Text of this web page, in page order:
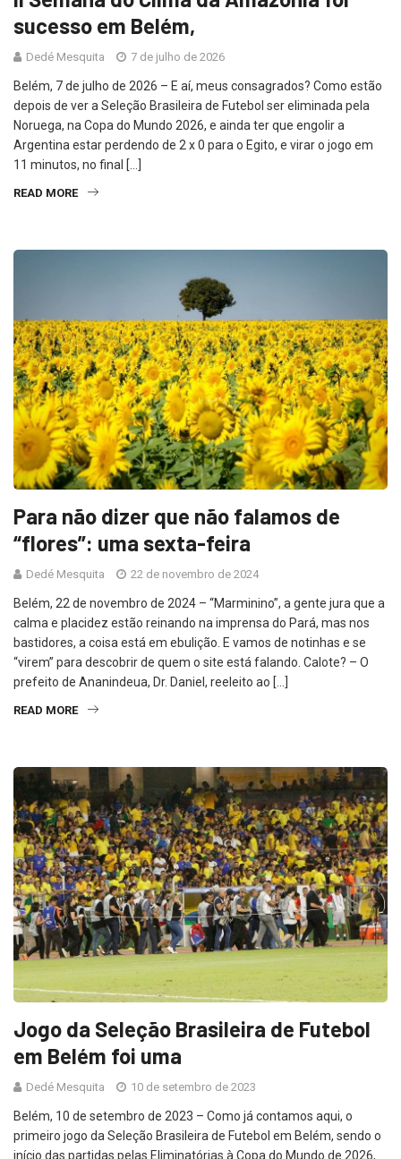
sucesso em Belém,
Dedé Mesquita 7 de julho de 2026
Belém, 7 de julho de 2026 – E aí, meus consagrados? Como estão
depois de ver a Seleção Brasileira de Futebol ser eliminada pela
Noruega, na Copa do Mundo 2026, e ainda ter que engolir a
Argentina estar perdendo de 2 x 0 para o Egito, e virar o jogo em
11 minutos, no final […]
READ MORE
Para não dizer que não falamos de
“flores”: uma sexta-feira
Dedé Mesquita 22 de novembro de 2024
Belém, 22 de novembro de 2024 – “Marminino”, a gente jura que a
calma e placidez estão reinando na imprensa do Pará, mas nos
bastidores, a coisa está em ebulição. E vamos de notinhas e se
“virem” para descobrir de quem o site está falando. Calote? – O
prefeito de Ananindeua, Dr. Daniel, reeleito ao […]
READ MORE
Jogo da Seleção Brasileira de Futebol
em Belém foi uma
Dedé Mesquita 10 de setembro de 2023
Belém, 10 de setembro de 2023 – Como já contamos aqui, o
primeiro jogo da Seleção Brasileira de Futebol em Belém, sendo o
início das partidas pelas Eliminatórias à Copa do Mundo de 2026,